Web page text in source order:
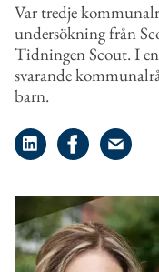
Var tredje
undersökning från
Tidningen Scout. I
svarande
barn.
Dela på LinkedIn
Dela påDela på